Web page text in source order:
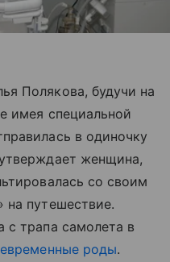
Полякова, будучи на
имея специальной
в одиночку
женщина,
со своим
на путешествие.
с трапа самолета в
роды.